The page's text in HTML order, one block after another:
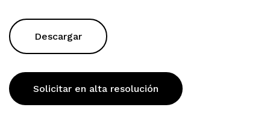
Descargar
Solicitar en alta resolución